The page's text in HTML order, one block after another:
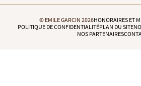
© EMILE GARCIN 2026HONORAIRES ET
POLITIQUE DE CONFIDENTIALITÉPLAN DU SITE
NOS PARTENAIRES